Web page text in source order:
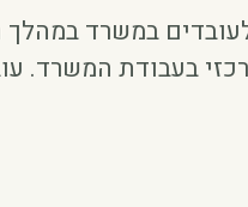
במשרד
בעבודת המשרד.